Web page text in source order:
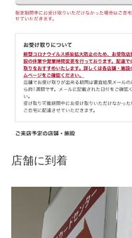
店舗に到着